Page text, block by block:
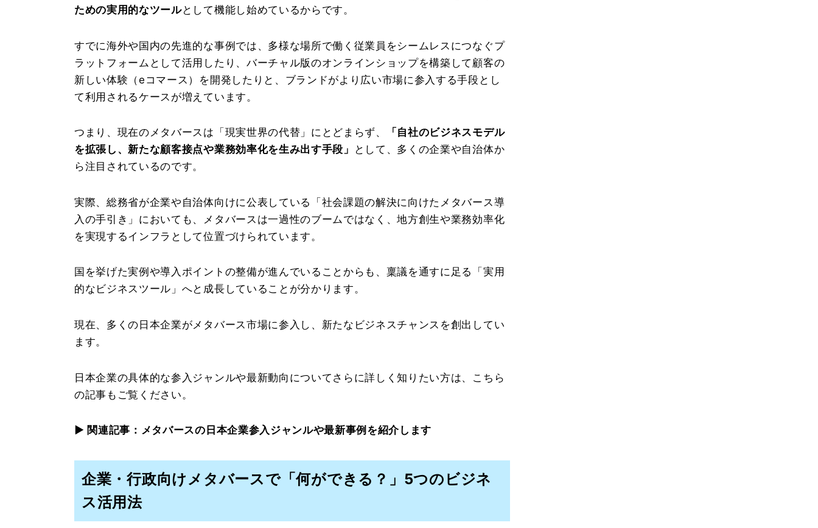
ための実用的なツールとして機能し始めているからです。
すでに海外や国内の先進的な事例では、多様な場所で働く従業員をシームレスにつなぐプ
ラットフォームとして活用したり、バーチャル版のオンラインショップを構築して顧客の
新しい体験（eコマース）を開発したりと、ブランドがより広い市場に参入する手段とし
て利用されるケースが増えています。
つまり、現在のメタバースは「現実世界の代替」にとどまらず、
「自社のビジネスモデル
を拡張し、新たな顧客接点や業務効率化を生み出す手段」
として、多くの企業や自治体か
ら注目されているのです。
実際、総務省が企業や自治体向けに公表している「社会課題の解決に向けたメタバース導
入の手引き 」においても、メタバースは一過性のブームではなく、地方創生や業務効率化
を実現するインフラとして位置づけられています。
国を挙げた実例や導入ポイントの整備が進んでいることからも、稟議を通すに足る「実用
的なビジネスツール」へと成長していることが分かります。
現在、多くの日本企業がメタバース市場に参入し、新たなビジネスチャンスを創出してい
ます。
日本企業の具体的な参入ジャンルや最新動向についてさらに詳しく知りたい方は、こちら
の記事もご覧ください。
▶︎ 関連記事： メタバースの日本企業参入ジャンルや最新事例を紹介します
企業・行政向けメタバースで「何ができる？」5つのビジネ
ス活用法